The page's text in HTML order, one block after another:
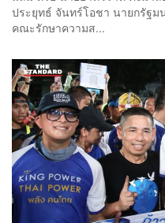
ประยุทธ์ จันทร์โอชา นายกรัฐ
คณะรักษาความส...